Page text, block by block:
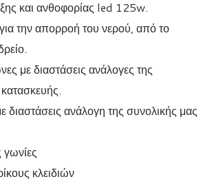
και ανθοφορίας led 125w.
την απορροή του νερού, από το
με διαστάσεις ανάλογες της
διαστάσεις ανάλογη της συνολικής μας
γωνίες
κλειδιών